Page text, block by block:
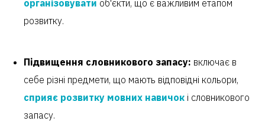
організовувати об'єкти, що є важливим етапом
розвитку.
Підвищення словникового запасу: включає в
себе різні предмети, що мають відповідні кольори,
сприяє розвитку мовних навичок і словникового
запасу.